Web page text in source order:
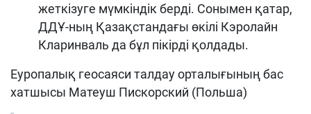
жеткізуге мүмкіндік берді. Сонымен қатар,
ДДҰ-ның Қазақстандағы өкілі Кэролайн
Кларинваль да бұл пікірді қолдады.
Еуропалық геосаяси талдау орталығының бас
хатшысы Матеуш Пискорский (Польша)